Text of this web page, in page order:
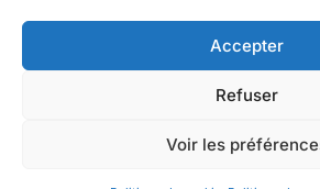
Accepter
Refuser
Voir les
Tous droits réservés.